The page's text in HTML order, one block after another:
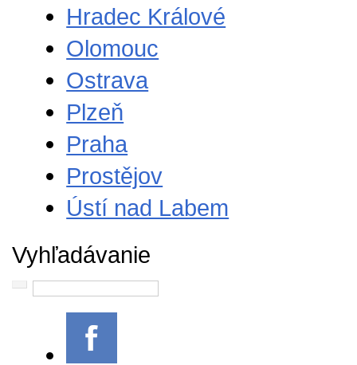
Hradec Králové
Olomouc
Ostrava
Plzeň
Praha
Prostějov
Ústí nad Labem
Vyhľadávanie